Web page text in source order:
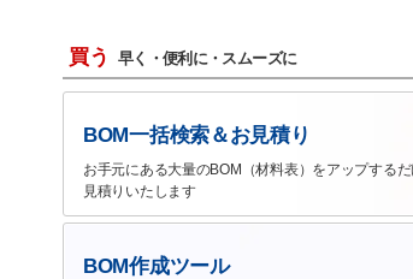
買う 早く・便利に・スムーズに
BOM一括検索＆お見積り
お手元にある大量のBOM（材料表）をアップする
見積りいたします
BOM作成ツール